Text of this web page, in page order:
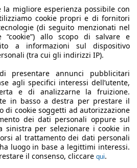
la migliore esperienza possibile con
cookie propri e di fornitori
(di seguito menzionati nel
“cookie”) allo scopo di salvare e
a informazioni sul dispositivo
(tra cui gli indirizzi IP).
presentare annunci pubblicitari
agli specifici interessi dell’utente,
e di analizzarne la fruizione.
in basso a destra per prestare il
di cookie soggetti ad autorizzazione
dei dati personali oppure sul
sinistra per selezionare i cookie in
al trattamento dei dati personali
luogo in base a legittimi interessi.
il consenso, cliccare qui.